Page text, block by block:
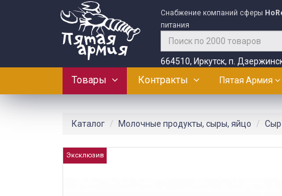
Снабжение компаний сферы
питания
664510, Иркутск, п.
Товары Контракты Пятая Армия
Каталог Молочные продукты, сыры, яйцо Сыр
Эксклюзив